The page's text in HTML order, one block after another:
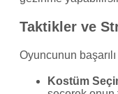
Taktikler ve
Oyuncunun
Kostüm